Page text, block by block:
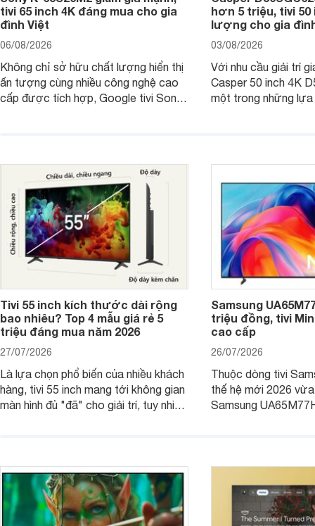
tivi 65 inch 4K đáng mua cho gia
đình Việt
06/08/2026
Không chỉ sở hữu chất lượng hiển thị
ấn tượng cùng nhiều công nghệ cao
cấp được tích hợp, Google tivi Sony
hơn 5 triệu, tivi 50
lượng cho gia
03/08/2026
Với nhu cầu giải trí
Casper 50 inch 4K
một trong những lựa
Tivi 55 inch kích thước dài rộng
bao nhiêu? Top 4 mẫu giá rẻ 5
triệu đáng mua năm 2026
27/07/2026
Là lựa chọn phổ biến của nhiều khách
hàng, tivi 55 inch mang tới không gian
màn hình đủ "đã" cho giải trí, tuy nhiên
dùng cho phòng bao nhiêu m2?
Samsung
triệu đồng, tivi
cao cấp
26/07/2026
Thuộc dòng tivi
thế hệ mới 2026
Samsung